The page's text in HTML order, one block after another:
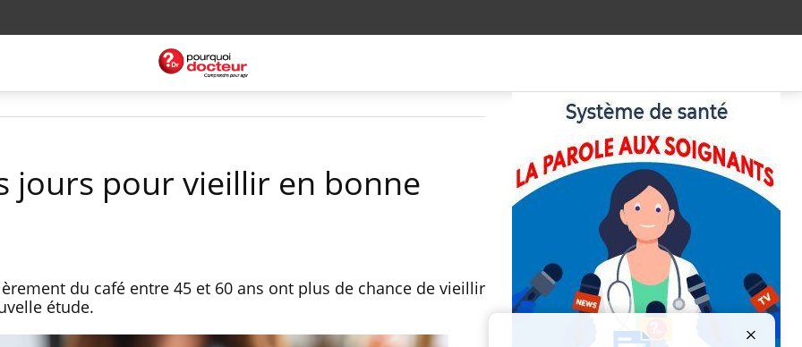
jours pour vieillir en bonne
du café entre 45 et 60 ans ont plus de chance de vieillir
étude.